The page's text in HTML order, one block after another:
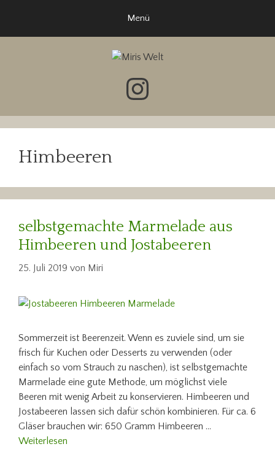
springen
Menü
Instagram
Himbeeren
selbstgemachte Marmelade aus
Himbeeren und Jostabeeren
25. Juli 2019 von Miri
Sommerzeit ist Beerenzeit. Wenn es zuviele sind, um sie
frisch für Kuchen oder Desserts zu verwenden (oder
einfach so vom Strauch zu naschen), ist selbstgemachte
Marmelade eine gute Methode, um möglichst viele
Beeren mit wenig Arbeit zu konservieren. Himbeeren und
Jostabeeren lassen sich dafür schön kombinieren. Für ca. 6
Gläser brauchen wir: 650 Gramm Himbeeren …
Weiterlesen